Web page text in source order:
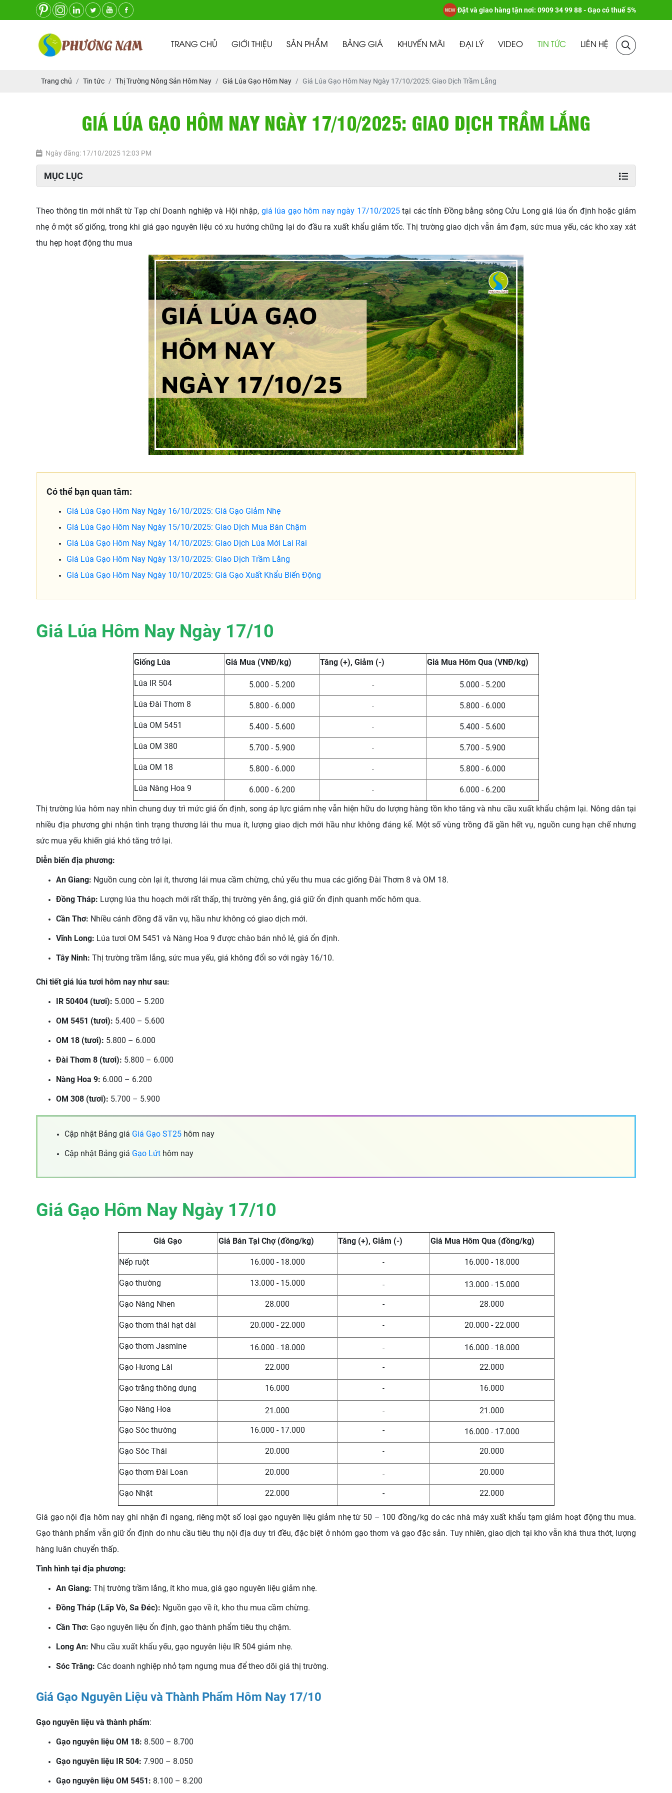
Đặt và giao hàng tận nơi: 0909 34 99 88 - Gạo có thuế 5%
TRANG CHỦ GIỚI THIỆU SẢN PHẨM BẢNG GIÁ KHUYẾN MÃI ĐẠI LÝ VIDEO TIN TỨC LIÊN HỆ
Trang chủ Tin tức Thị Trường Nông Sản Hôm Nay Giá Lúa Gạo Hôm Nay Giá Lúa Gạo Hôm Nay Ngày 17/10/2025: Giao Dịch Trầm Lắng
GIÁ LÚA GẠO HÔM NAY NGÀY 17/10/2025: GIAO DỊCH TRẦM LẮNG
Ngày đăng: 17/10/2025 12:03 PM
MỤC LỤC
Theo thông tin mới nhất từ Tạp chí Doanh nghiệp và Hội nhập, giá lúa gạo hôm nay ngày 17/10/2025tại các tỉnh Đồng bằng sông Cửu Long giá lúa ổn định hoặc giảm
nhẹ ở một số giống, trong khi giá gạo nguyên liệu có xu hướng chững lại do đầu ra xuất khẩu giảm tốc. Thị trường giao dịch vẫn ảm đạm, sức mua yếu, các kho xay xát
thu hẹp hoạt động thu mua
Có thể bạn quan tâm:
Giá Lúa Gạo Hôm Nay Ngày 16/10/2025: Giá Gạo Giảm Nhẹ
Giá Lúa Gạo Hôm Nay Ngày 15/10/2025: Giao Dịch Mua Bán Chậm
Giá Lúa Gạo Hôm Nay Ngày 14/10/2025: Giao Dịch Lúa Mới Lai Rai
Giá Lúa Gạo Hôm Nay Ngày 13/10/2025: Giao Dịch Trầm Lắng
Giá Lúa Gạo Hôm Nay Ngày 10/10/2025: Giá Gạo Xuất Khẩu Biến Động
Giá Lúa Hôm Nay Ngày 17/10
Giống Lúa Giá Mua (VNĐ/kg) Tăng (+), Giảm (-) Giá Mua Hôm Qua (VNĐ/kg)
Lúa IR 504 5.000 - 5.200 - 5.000 - 5.200
Lúa Đài Thơm 8 5.800 - 6.000 - 5.800 - 6.000
Lúa OM 5451 5.400 - 5.600 - 5.400 - 5.600
Lúa OM 380 5.700 - 5.900 - 5.700 - 5.900
Lúa OM 18 5.800 - 6.000 - 5.800 - 6.000
Lúa Nàng Hoa 9 6.000 - 6.200 -
6.000 - 6.200
Thị trường lúa hôm nay nhìn chung duy trì mức giá ổn định, song áp lực giảm nhẹ vẫn hiện hữu do lượng hàng tồn kho tăng và nhu cầu xuất khẩu chậm lại. Nông dân tại
nhiều địa phương ghi nhận tình trạng thương lái thu mua ít, lượng giao dịch mới hầu như không đáng kể. Một số vùng trồng đã gần hết vụ, nguồn cung hạn chế nhưng
sức mua yếu khiến giá khó tăng trở lại.
Diễn biến địa phương:
An Giang: Nguồn cung còn lại ít, thương lái mua cầm chừng, chủ yếu thu mua các giống Đài Thơm 8 và OM 18.
Đồng Tháp: Lượng lúa thu hoạch mới rất thấp, thị trường yên ắng, giá giữ ổn định quanh mốc hôm qua.
Cần Thơ: Nhiều cánh đồng đã vãn vụ, hầu như không có giao dịch mới.
Vĩnh Long: Lúa tươi OM 5451 và Nàng Hoa 9 được chào bán nhỏ lẻ, giá ổn định.
Tây Ninh: Thị trường trầm lắng, sức mua yếu, giá không đổi so với ngày 16/10.
Chi tiết giá lúa tươi hôm nay như sau:
IR 50404 (tươi): 5.000 – 5.200
OM 5451 (tươi): 5.400 – 5.600
OM 18 (tươi): 5.800 – 6.000
Đài Thơm 8 (tươi): 5.800 – 6.000
Nàng Hoa 9: 6.000 – 6.200
OM 308 (tươi): 5.700 – 5.900
Cập nhật Bảng giá Giá Gạo ST25 hôm nay
Cập nhật Bảng giá Gạo Lứt hôm nay
Giá Gạo Hôm Nay Ngày 17/10
Giá Gạo Giá Bán Tại Chợ (đồng/kg) Tăng (+), Giảm (-) Giá Mua Hôm Qua (đồng/kg)
Nếp ruột 16.000 - 18.000 - 16.000 - 18.000
Gạo thường 13.000 - 15.000 - 13.000 - 15.000
Gạo Nàng Nhen 28.000 - 28.000
Gạo thơm thái hạt dài 20.000 - 22.000 - 20.000 - 22.000
Gạo thơm Jasmine 16.000 - 18.000 - 16.000 - 18.000
Gạo Hương Lài 22.000 - 22.000
Gạo trắng thông dụng 16.000 - 16.000
Gạo Nàng Hoa 21.000 - 21.000
Gạo Sóc thường 16.000 - 17.000 - 16.000 - 17.000
Gạo Sóc Thái 20.000 - 20.000
Gạo thơm Đài Loan 20.000 - 20.000
Gạo Nhật 22.000 - 22.000
Giá gạo nội địa hôm nay ghi nhận đi ngang, riêng một số loại gạo nguyên liệu giảm nhẹ từ 50 – 100 đồng/kg do các nhà máy xuất khẩu tạm giảm hoạt động thu mua.
Gạo thành phẩm vẫn giữ ổn định do nhu cầu tiêu thụ nội địa duy trì đều, đặc biệt ở nhóm gạo thơm và gạo đặc sản. Tuy nhiên, giao dịch tại kho vẫn khá thưa thớt, lượng
hàng luân chuyển thấp.
Tình hình tại địa phương:
An Giang: Thị trường trầm lắng, ít kho mua, giá gạo nguyên liệu giảm nhẹ.
Đồng Tháp (Lấp Vò, Sa Đéc): Nguồn gạo về ít, kho thu mua cầm chừng.
Cần Thơ: Gạo nguyên liệu ổn định, gạo thành phẩm tiêu thụ chậm.
Long An: Nhu cầu xuất khẩu yếu, gạo nguyên liệu IR 504 giảm nhẹ.
Sóc Trăng: Các doanh nghiệp nhỏ tạm ngưng mua để theo dõi giá thị trường.
Giá Gạo Nguyên Liệu và Thành Phẩm Hôm Nay 17/10
Gạo nguyên liệu và thành phẩm:
Gạo nguyên liệu OM 18: 8.500 – 8.700
Gạo nguyên liệu IR 504: 7.900 – 8.050
Gạo nguyên liệu OM 5451: 8.100 – 8.200